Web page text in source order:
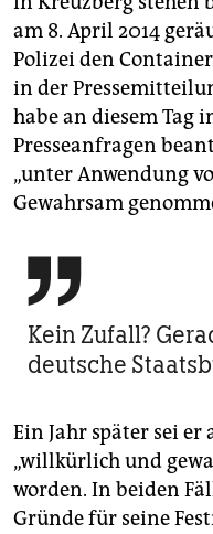
am 8. April 2014
Polizei den
in der
habe an diesem Tag
Presseanfragen
„unter Anwendung
Gewahrsam

Kein Zufall?
deutsche
Ein Jahr später sei
„willkürlich und
worden. In beiden
Gründe für seine